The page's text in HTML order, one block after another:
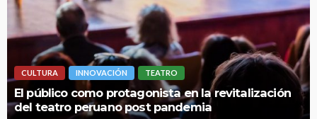
CULTURA INNOVACIÓN TEATRO
El público como protagonista en la revitalización
del teatro peruano post pandemia